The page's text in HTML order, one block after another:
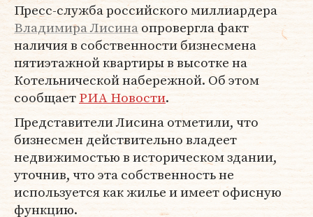
Пресс-служба российского миллиардера
Владимира Лисинаопровергла факт
наличия в собственности бизнесмена
пятиэтажной квартиры в высотке на
Котельнической набережной. Об этом
сообщаетРИА Новости.
Представители Лисина отметили, что
бизнесмен действительно владеет
недвижимостью в историческом здании,
уточнив, что эта собственность не
используется как жилье и имеет офисную
функцию.